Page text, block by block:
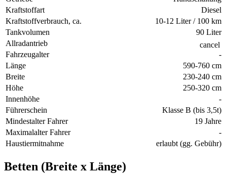
Kraftstoffart
Diesel
Kraftstoffverbrauch, ca.
10-12 Liter / 100 km
Tankvolumen
90 Liter
Allradantrieb
cancel
Fahrzeugalter
-
Länge
590-760 cm
Breite
230-240 cm
Höhe
250-320 cm
Innenhöhe
-
Führerschein
Klasse B (bis 3,5t)
Mindestalter Fahrer
19 Jahre
Maximalalter Fahrer
-
Haustiermitnahme
erlaubt (gg. Gebühr)
Betten (Breite x Länge)